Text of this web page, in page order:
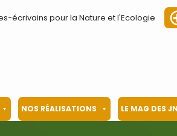
écrivains pour la Nature et l'Ecologie
NOS RÉALISATIONS LE MAG DES